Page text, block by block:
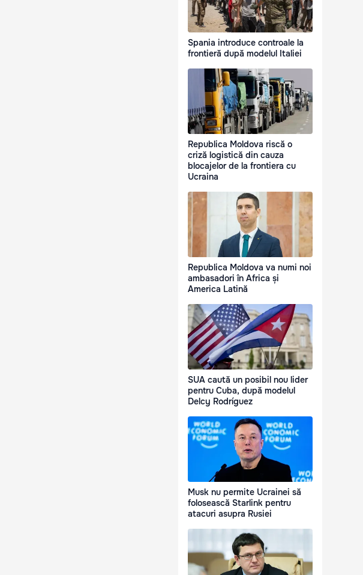
Spania introduce controale la
frontieră după modelul Italiei
Republica Moldova riscă o
criză logistică din cauza
blocajelor de la frontiera cu
Ucraina
Republica Moldova va numi noi
ambasadori în Africa și
America Latină
SUA caută un posibil nou lider
pentru Cuba, după modelul
Delcy Rodríguez
Musk nu permite Ucrainei să
folosească Starlink pentru
atacuri asupra Rusiei